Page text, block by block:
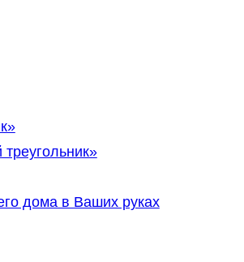
дома в Ваших руках